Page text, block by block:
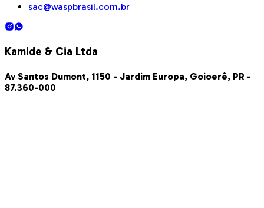
sac@waspbrasil.com.br
Kamide & Cia Ltda
Av Santos Dumont, 1150 - Jardim Europa, Goioerê, PR -
87.360-000